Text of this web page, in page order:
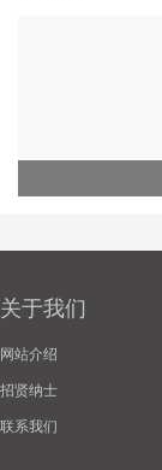
关于我们
网站介绍
招贤纳士
联系我们